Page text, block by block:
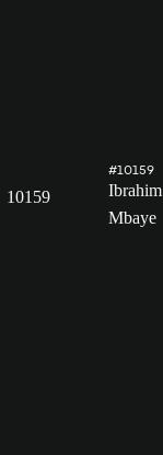
10159
#10159
Ibrahim
Mbaye